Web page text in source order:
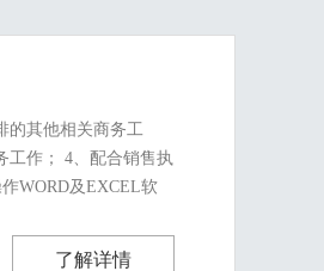
的其他相关商务工
工作； 4、配合销售执
WORD及EXCEL软
了解详情